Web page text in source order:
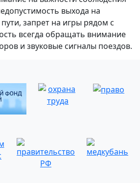
выхода на
запрет на игры рядом с
всегда обращать внимание
и звуковые сигналы поездов.